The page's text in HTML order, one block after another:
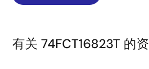
有关 74FCT16823T 的